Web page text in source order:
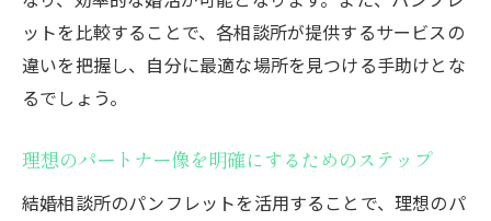
結婚相談所選択で大事なポイントパンフレット
から始める理想の相手探し
結婚相談所の実績をパンフレットで確認す
パンフレットで比較するカウンセラーの質
入会前にパンフレットで確認する重要事項
ットを比較することで、各相談所が提供するサービスの
違いを把握し、自分に最適な場所を見つける手助けとな
るでしょう。
理想のパートナー像を明確にするためのステップ
結婚相談所のパンフレットを活用することで、理想のパ